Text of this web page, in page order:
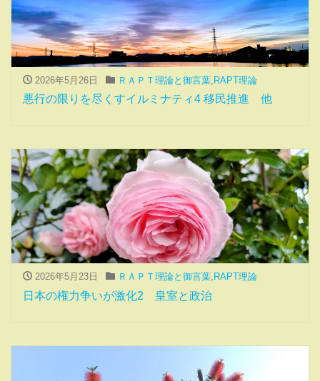
2026年5月26日 ＲＡＰＴ理論と御言葉, RAPT理論
悪行の限りを尽くすイルミナティ4 移民推進 他
2026年5月23日 ＲＡＰＴ理論と御言葉, RAPT理論
日本の権力争いが激化2 皇室と政治